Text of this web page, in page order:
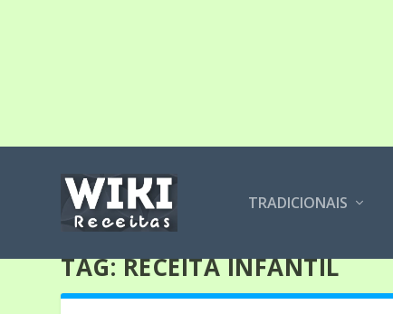
TRADICIONAIS
TAG:RECEITA INFANTIL